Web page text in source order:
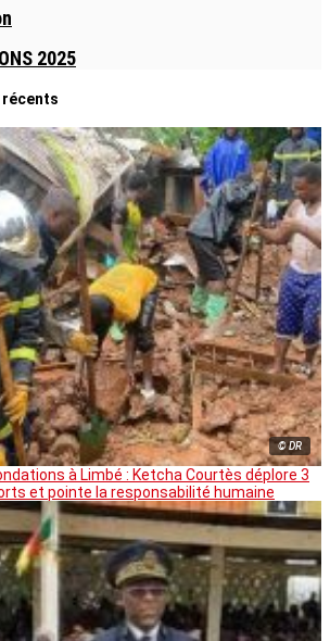
2025
récents
© DR
à Limbé : Ketcha Courtès déplore 3
et pointe la responsabilité humaine